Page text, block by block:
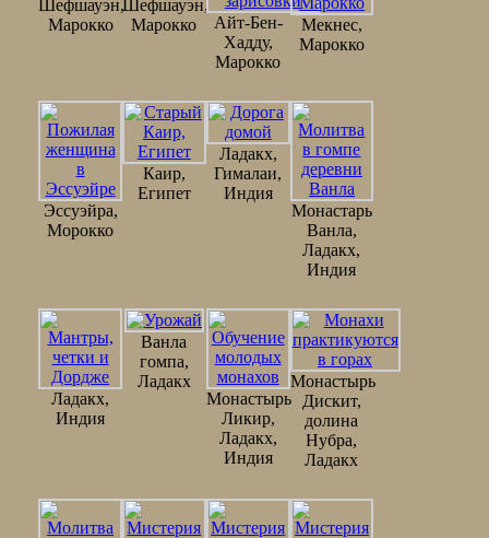
Шефшауэн,
Марокко
Шефшауэн,
Марокко
Айт-Бен-
Хадду,
Марокко
Мекнес,
Марокко
Эссуэйра,
Морокко
Каир,
Египет
Ладакх,
Гималаи,
Индия
Монастарь
Ванла,
Ладакх,
Индия
Ладакх,
Индия
Ванла
гомпа,
Ладакх
Монастырь
Ликир,
Ладакх,
Индия
Монастырь
Дискит,
долина
Нубра,
Ладакх